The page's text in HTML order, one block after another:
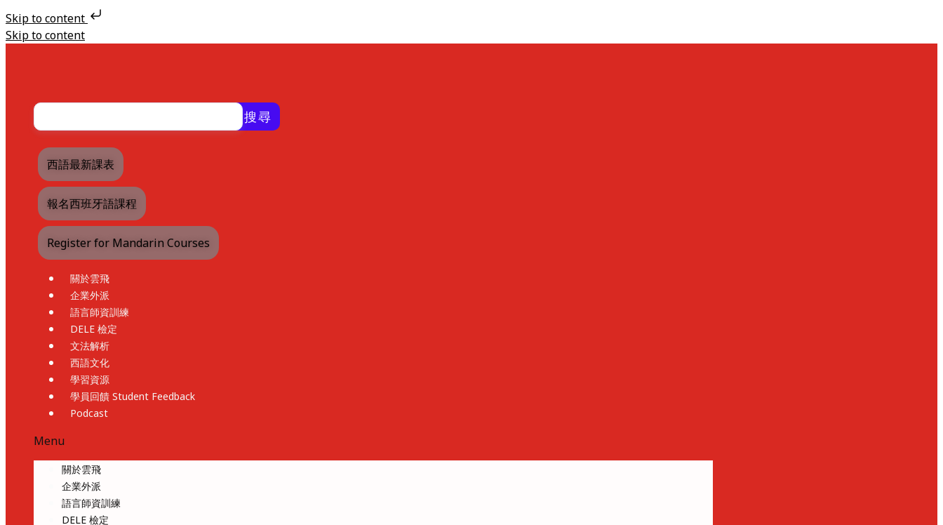
Skip to content
Skip to content
搜尋
西語最新課表
報名西班牙語課程
Register for Mandarin Courses
關於雲飛
企業外派
語言師資訓練
DELE 檢定
文法解析
西語文化
學習資源
學員回饋 Student Feedback
Podcast
Menu
關於雲飛
企業外派
語言師資訓練
DELE 檢定